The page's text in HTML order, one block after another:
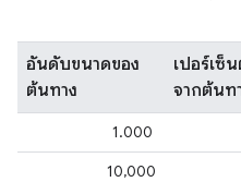
อันดับขนาดของ
ต้นทาง
เปอร์เซ็
จากต้นท
1.000
10,000